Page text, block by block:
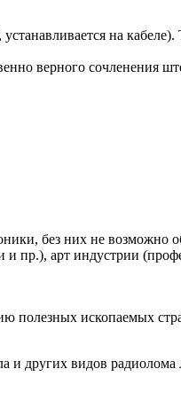
на
верного сочленения
без них не возможно
арт индустрии
полезных ископаемых
и других видов